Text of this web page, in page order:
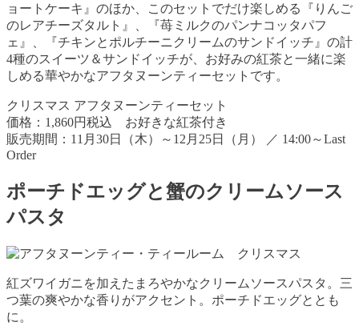
ョートケーキ』のほか、このセットでだけ楽しめる『りんご
のレアチーズタルト』、『苺ミルクのパンナコッタパフ
ェ』、『チキンとポルチーニクリームのサンドイッチ』の計
4種のスイーツ＆サンドイッチが、お好みの紅茶と一緒に楽
しめる華やかなアフタヌーンティーセットです。
クリスマス アフタヌーンティーセット
価格：1,860円税込 お好きな紅茶付き
販売期間：11月30日（木）～12月25日（月） ／ 14:00～Last
Order
ポーチドエッグと蟹のクリームソース
パスタ
紅ズワイガニを加えたまろやかなクリームソースパスタ。三
つ葉の爽やかな香りがアクセント。ポーチドエッグととも
に。